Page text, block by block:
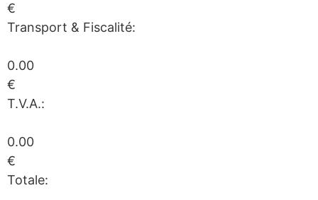
€
Transport & Fiscalité:
0.00
€
T.V.A.:
0.00
€
Totale: